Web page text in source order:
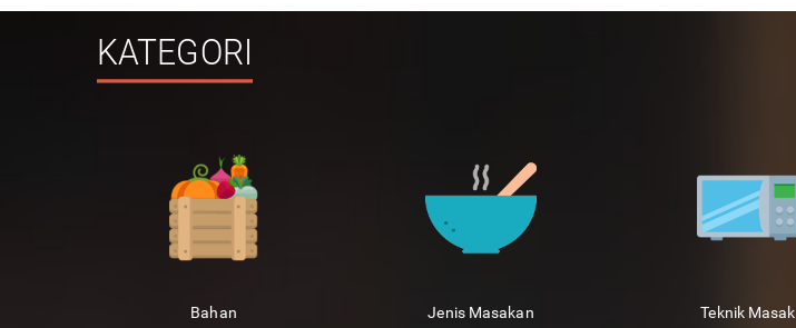
KATEGORI
Bahan Jenis Masakan Teknik Masak